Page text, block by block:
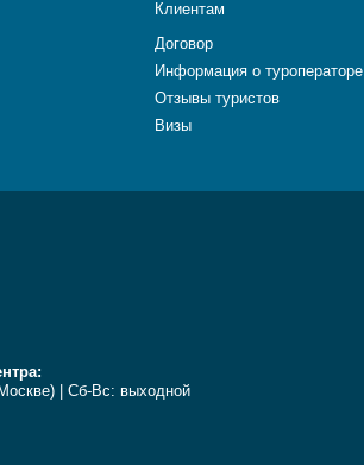
Клиентам
Договор
Информация о туроператоре
Отзывы туристов
Визы
| Сб-Вс: выходной